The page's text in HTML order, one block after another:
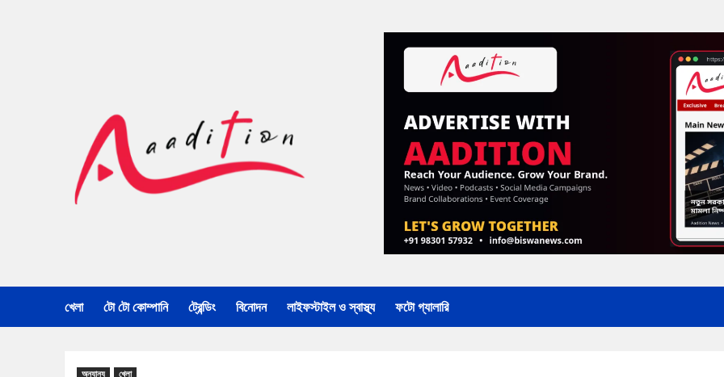
খেলা টো টো কোম্পানি ট্রেন্ডিং বিনোদন লাইফস্টাইল ও স্বাস্থ্য ফটো গ্যালারি
অন্যান্য খেলা